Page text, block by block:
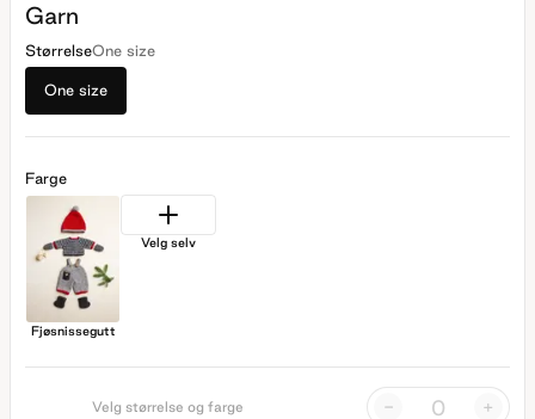
Garn
StørrelseOne size
One size
Farge
Fjøsnissegutt
Velg selv
Velg størrelse og farge - +